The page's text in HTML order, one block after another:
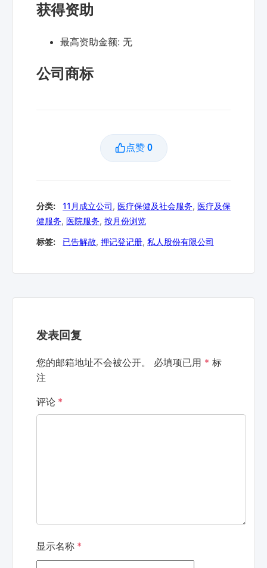
获得资助
最高资助金额: 无
公司商标
点赞 0
分类: 11月成立公司, 医疗保健及社会服务, 医疗及保
健服务, 医院服务, 按月份浏览
标签: 已告解散, 押记登记册, 私人股份有限公司
发表回复
您的邮箱地址不会被公开。 必填项已用 * 标
注
评论 *
显示名称 *